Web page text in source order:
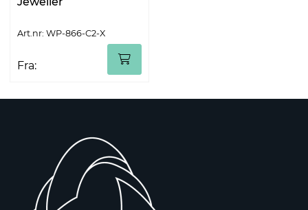
Art.nr: WP-866-C2-X
Fra: